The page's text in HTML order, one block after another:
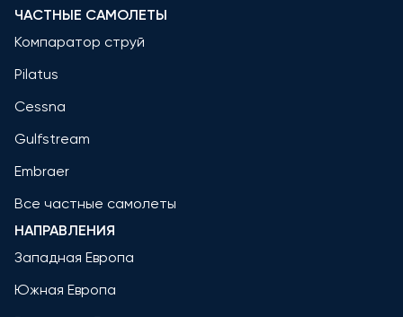
ЧАСТНЫЕ САМОЛЕТЫ
Компаратор струй
Pilatus
Cessna
Gulfstream
Embraer
Все частные самолеты
НАПРАВЛЕНИЯ
Западная Европа
Южная Европа